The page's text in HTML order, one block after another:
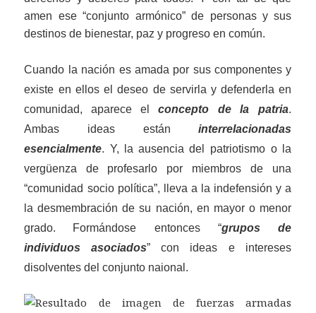
amen ese “conjunto armónico” de personas y sus
destinos de bienestar, paz y progreso en común.
Cuando la nación es amada por sus componentes y
existe en ellos el deseo de servirla y defenderla en
comunidad, aparecee lconcepto delapatria.
Ambas ideas estáninterrelacionadas
esencialmente. Y, la ausenciadel patriotismo o la
vergüenza de profesar lo por miembros de una
“comunidad socio política”, lleva a la indefensión y a
la desmembración desu nación, en mayor o menor
grado. Formándose entonces“grupos de
individuos asociados”con ideas e intereses
disolventes del conjunto naional .